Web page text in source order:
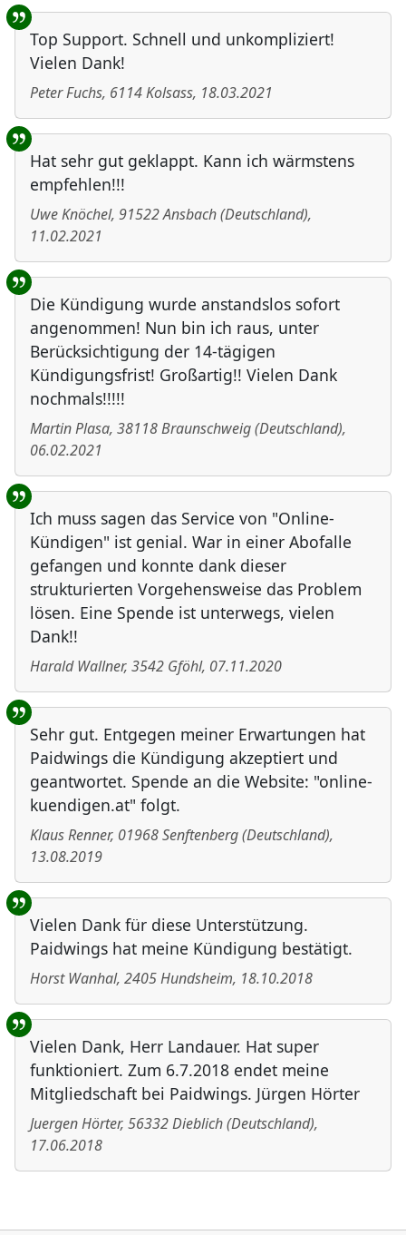
Top Support. Schnell und unkompliziert!
Vielen Dank!
Peter Fuchs, 6114Kolsass, 18.03.2021
Hat sehr gut geklappt. Kann ich wärmstens
empfehlen!!!
Uwe Knöchel, 91522Ansbach(Deutschland),
11.02.2021
Die Kündigung wurde anstandslos sofort
angenommen! Nun bin ich raus, unter
Berücksichtigung der 14-tägigen
Kündigungsfrist! Großartig!! Vielen Dank
nochmals!!!!!
Martin Plasa, 38118Braunschweig(Deutschland),
06.02.2021
Ich muss sagen das Service von "Online-
Kündigen" ist genial. War in einer Abofalle
gefangen und konnte dank dieser
strukturierten Vorgehensweise das Problem
lösen. Eine Spende ist unterwegs, vielen
Dank!!
Harald Wallner, 3542 Gföhl, 07.11.2020
Sehr gut. Entgegen meiner Erwartungen hat
Paidwings die Kündigung akzeptiert und
geantwortet. Spende an die Website: "online-
kuendigen.at" folgt.
Klaus Renner, 01968Senftenberg(Deutschland),
13.08.2019
Vielen Dank für diese Unterstützung.
Paidwings hat meine Kündigung bestätigt.
Horst Wanhal, 2405Hundsheim, 18.10.2018
Vielen Dank, Herr Landauer. Hat super
funktioniert. Zum 6.7.2018 endet meine
Mitgliedschaft bei Paidwings. Jürgen Hörter
Juergen Hörter, 56332Dieblich(Deutschland),
17.06.2018